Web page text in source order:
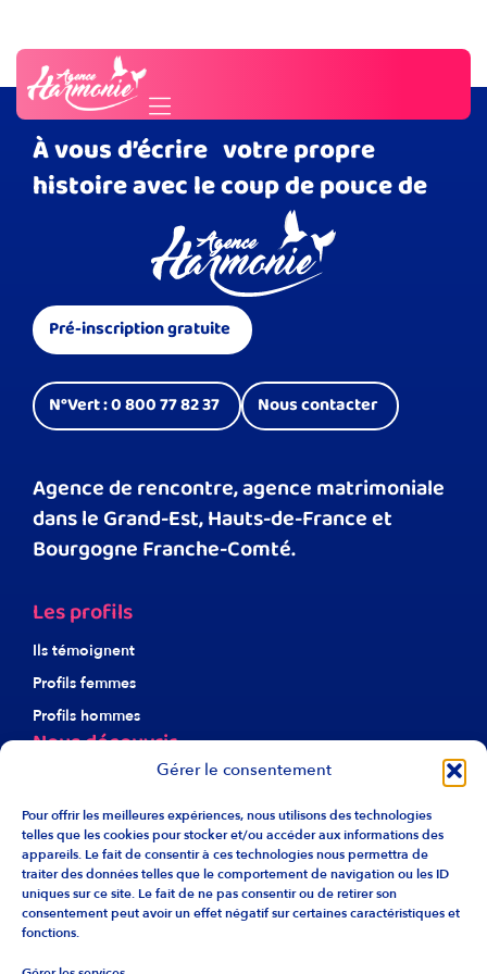
Gérer le consentement
Pour offrir les meilleures expériences, nous utilisons des technologies
telles que les cookies pour stocker et/ou accéder aux informations des
appareils. Le fait de consentir à ces technologies nous permettra de
traiter des données telles que le comportement de navigation ou les ID
uniques sur ce site. Le fait de ne pas consentir ou de retirer son
consentement peut avoir un effet négatif sur certaines caractéristiques et
fonctions.
Eliane et Jean-Paul
À vous d’écrire votre propre
histoire avec le coup de pouce de
Pré-inscription gratuite
N°Vert : 0 800 77 82 37 Nous contacter
Agence de rencontre, agence matrimoniale
dans le Grand-Est, Hauts-de-France et
Bourgogne Franche-Comté.
Les profils
Ils témoignent
Profils femmes
Profils hommes
Nous découvrir
À propos d’Harmonie
Notre éthique
Nos agences
Recrutement
Liens utiles
F.A.Q.